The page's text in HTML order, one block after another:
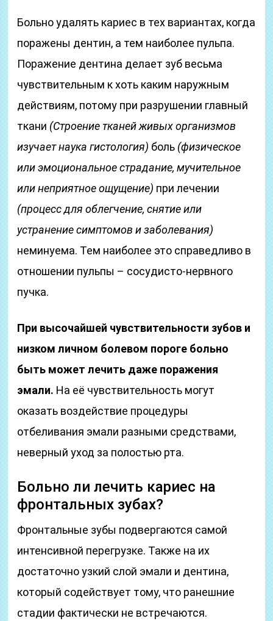
Больно удалять кариес в тех вариантах, когда
поражены дентин, а тем наиболее пульпа.
Поражение дентина делает зуб весьма
чувствительным к хоть каким наружным
действиям, потому при разрушении главный
ткани (Строение тканей живых организмов
изучает наука гистология) боль (физическое
или эмоциональное страдание, мучительное
или неприятное ощущение) при лечении
(процесс для облегчение, снятие или
устранение симптомов и заболевания)
неминуема. Тем наиболее это справедливо в
отношении пульпы – сосудисто-нервного
пучка.
При высочайшей чувствительности зубов и
низком личном болевом пороге больно
быть может лечить даже поражения
эмали. На её чувствительность могут
оказать воздействие процедуры
отбеливания эмали разными средствами,
неверный уход за полостью рта.
Больно ли лечить кариес на
фронтальных зубах?
Фронтальные зубы подвергаются самой
интенсивной перегрузке. Также на их
достаточно узкий слой эмали и дентина,
который содействует тому, что ранешние
стадии фактически не встречаются.